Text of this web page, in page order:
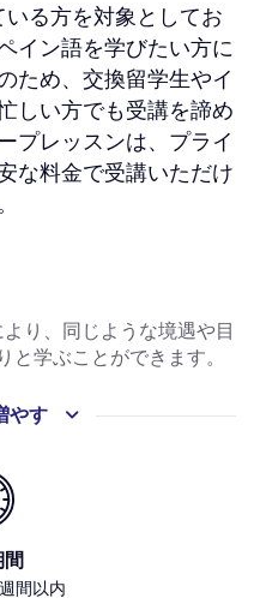
る方を対象としてお
イン語を学びたい方に
ため、交換留学生やイ
しい方でも受講を諦め
プレッスンは、プライ
な料金で受講いただけ
り、同じような境遇や目
学ぶことができます。
ループレッスンを受講い
やす
間
間以内